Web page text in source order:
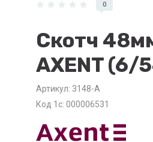
0
Скотч
AXENT (6/
Артикул: 3148-A
Код 1с: 000006531